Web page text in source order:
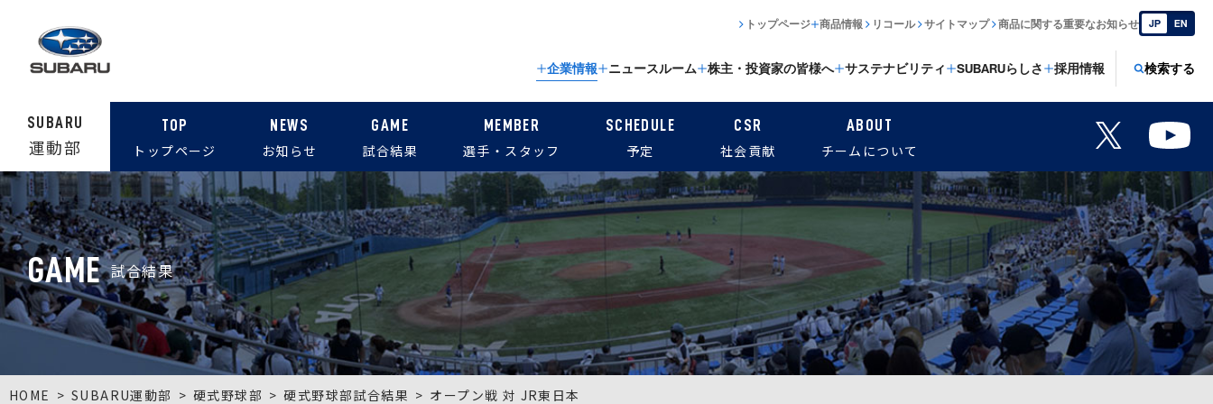
企業情報 ニュースルーム 株主・投資家の皆様へ サステナビリティ SUBARUらしさ 採用情報 検索する
トップページ 商品情報 リコール サイトマップ 商品に関する重要なお知らせ JP EN
SUBARU
運動部
TOP
トップページ
NEWS
お知らせ
GAME
試合結果
MEMBER
選手・スタッフ
SCHEDULE
予定
CSR
社会貢献
ABOUT
チームについて
GAME 試合結果
HOME SUBARU運動部 硬式野球部 硬式野球部試合結果 オープン戦 対 JR東日本